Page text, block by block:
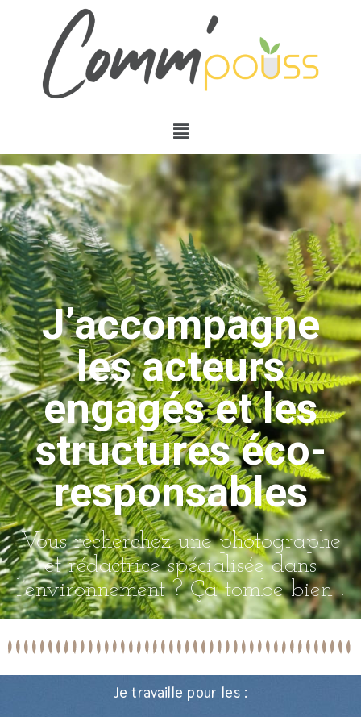
J’accompagne
les acteurs
engagés et les
structures éco-
responsables
Vous recherchez une photographe
et rédactrice spécialisée dans
l’environnement ? Ça tombe bien !
Je travaille pour les :